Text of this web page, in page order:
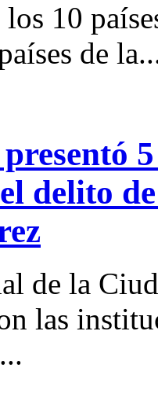
10
de
delito
de la
las